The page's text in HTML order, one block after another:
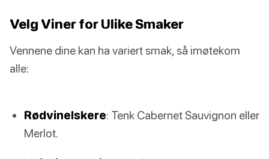
Velg Viner for Ulike Smaker
Vennene dine kan ha variert smak, så imøtekom
alle:
Rødvinelskere: Tenk Cabernet Sauvignon eller
Merlot.